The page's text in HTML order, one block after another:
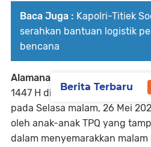
Baca Juga : Kapolri-Titiek
serahkan bantuan logistik
bencana
Alamanahjurnalis.com
_
1447 H di Desa Pelem, Pare,
pada Selasa malam, 26 Mei
oleh anak-anak TPQ yang
dalam menyemarakkan malam
Berita Terbaru